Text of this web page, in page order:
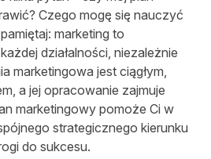
Czego mogę się nauczyć
marketing to
działalności, niezależnie
marketingowa jest ciągłym,
a jej opracowanie zajmuje
marketingowy pomoże Ci w
strategicznego kierunku
do sukcesu.